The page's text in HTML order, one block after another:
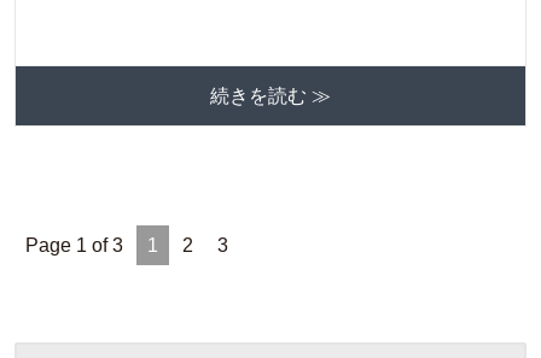
続きを読む ≫
Page 1 of 3 1 2 3